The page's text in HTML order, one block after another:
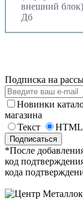
внешний
Дб
Подписка на
Новинки
магазина
Текст
HTML
*После
код
кода